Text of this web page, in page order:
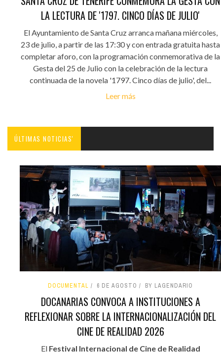
LA LECTURA DE '1797. CINCO DÍAS DE JULIO'
El Ayuntamiento de Santa Cruz arranca mañana miércoles,
23 de julio, a partir de las 17:30 y con entrada gratuita hasta
completar aforo, con la programación conmemorativa de la
Gesta del 25 de Julio con la celebración de la lectura
continuada de la novela '1797. Cinco días de julio', del...
Leer más
ÚLTIMAS NOTICIAS'
DOCUMENTAL 6 DE AGOSTO BY LAGENDARIO
DOCANARIAS CONVOCA A INSTITUCIONES A
REFLEXIONAR SOBRE LA INTERNACIONALIZACIÓN DEL
CINE DE REALIDAD 2026
El Festival Internacional de Cine de Realidad